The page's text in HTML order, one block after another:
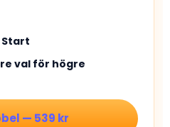
Start
val för högre
— 539 kr